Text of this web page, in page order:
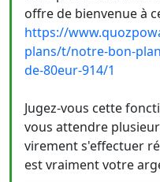
offre de bienvenue à
https://
plans/t/notre-bon-
de-80eur-914/1
Jugez-vous cette
vous attendre
virement s'effectuer
est vraiment votre